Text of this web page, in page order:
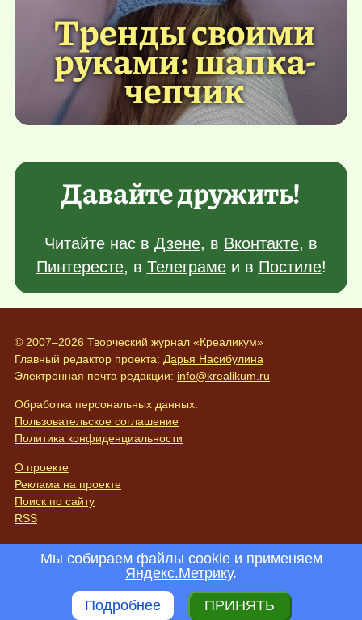
Тренды своими
руками: шапка-
чепчик
Давайте дружить!
Читайте нас в Дзене, в Вконтакте, в
Пинтересте, в Телеграмеи в Постиле!
© 2007–2026 Творческий журнал «Креаликум»
Главный редактор проекта: Дарья Насибулина
Электронная почта редакции: info@krealikum.ru
Обработка персональных данных:
Пользовательское соглашение
Политика конфиденциальности
О проекте
Реклама на проекте
Поиск по сайту
RSS
Мы собираем файлы cookie и применяем
Яндекс.Метрику.
Подробнее
ПРИНЯТЬ